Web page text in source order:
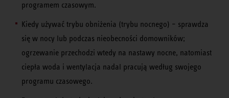
programem czasowym.
Kiedy używać trybu obniżenia (trybu nocnego) – sprawdza
się w nocy lub podczas nieobecności domowników;
ogrzewanie przechodzi wtedy na nastawy nocne, natomiast
ciepła woda i wentylacja nadal pracują według swojego
programu czasowego.